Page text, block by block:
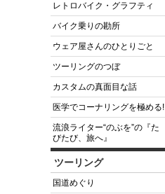
レトロバイク・グラフティ
バイク乗りの勘所
ウェア屋さんのひとりごと
ツーリングのつぼ
カスタムの真面目な話
医学でコーナリングを極める!
流浪ライター“のぶを”の『た
びたび、旅へ』
ツーリング
国道めぐり